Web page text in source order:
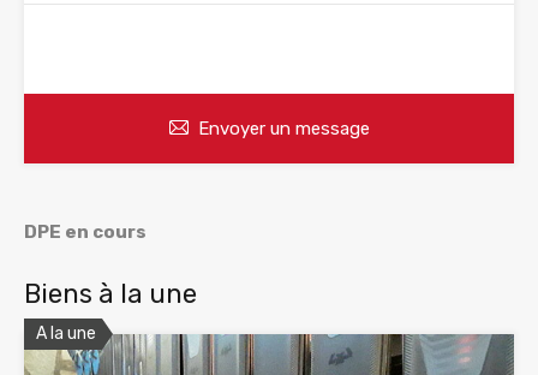
Envoyer un message
DPE en cours
Biens à la une
A la une